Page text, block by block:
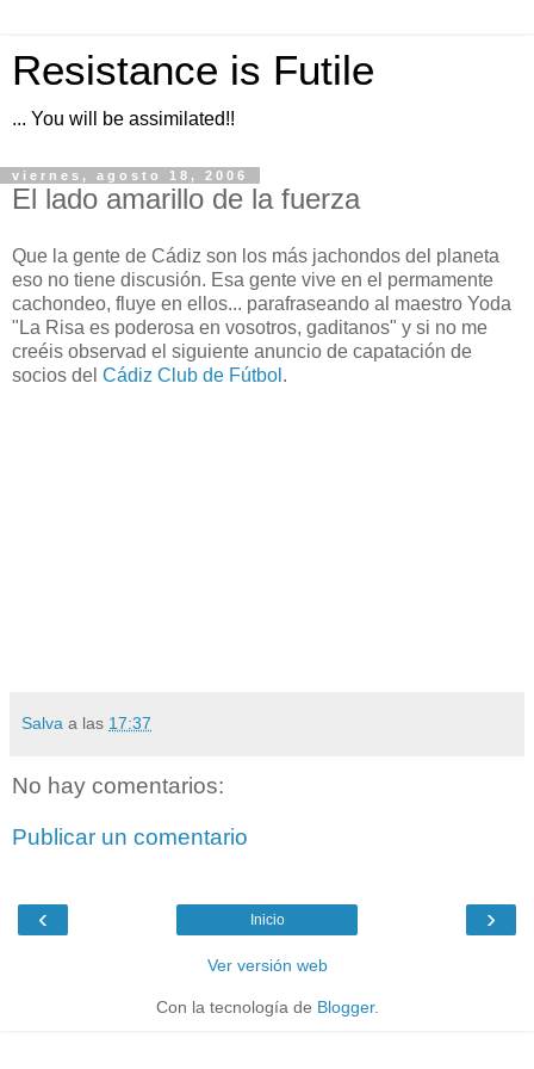
Resistance is Futile
... You will be assimilated!!
viernes, agosto 18, 2006
El lado amarillo de la fuerza
Que la gente de Cádiz son los más jachondos del planeta
eso no tiene discusión. Esa gente vive en el permamente
cachondeo, fluye en ellos... parafraseando al maestro Yoda
"La Risa es poderosa en vosotros, gaditanos" y si no me
creéis observad el siguiente anuncio de capatación de
socios del Cádiz Club de Fútbol .
Salva a las 17:37
No hay comentarios:
Publicar un comentario
‹ ›
Inicio
Ver versión web
Con la tecnología de Blogger.